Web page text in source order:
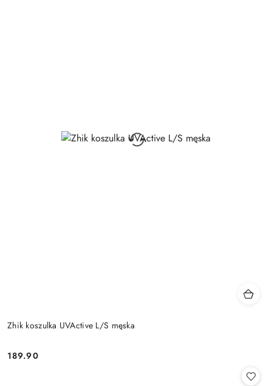
Zhik koszulka UVActive L/S męska
Cena:
189.90